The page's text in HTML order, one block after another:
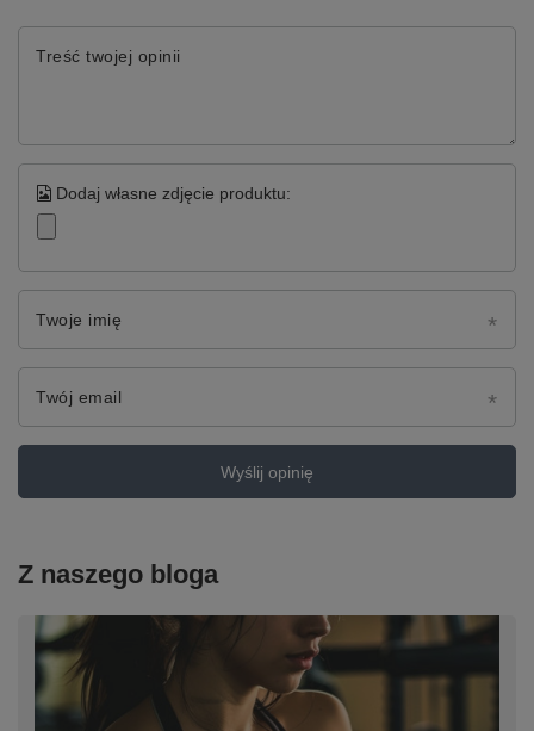
Treść twojej opinii
Dodaj własne zdjęcie produktu:
Twoje imię
Twój email
Wyślij opinię
Z naszego bloga